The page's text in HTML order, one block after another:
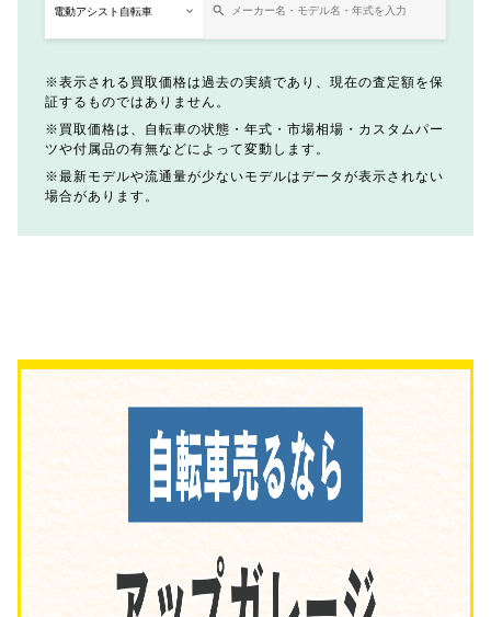
表示される買取価格は過去の実績であり、現在の査定額を保
証するものではありません。
買取価格は、自転車の状態・年式・市場相場・カスタムパー
ツや付属品の有無などによって変動します。
最新モデルや流通量が少ないモデルはデータが表示されない
場合があります。